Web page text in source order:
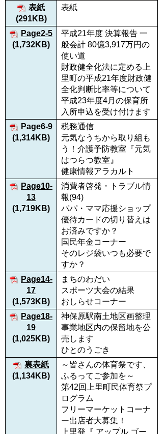
表紙
(291KB)
表紙
Page2-5
(1,732KB)
平成21年度 決算報告 一
般会計 80億3,917万円の
使い道
財政健全化法に定める上
里町の平成21年度財政健
全化判断比率等について
平成23年度4月の保育所
入所申込を受け付けます
Page6-9
(1,314KB)
税務通信
元気なうちから取り組も
う！介護予防教室『元気
はつらつ教室』
健康情報アラカルト
Page10-
13
(1,719KB)
消費者啓発・トラブル情
報(94)
パパ・ママ応援ショップ
優待カードの切り替えは
お済みですか？
国民年金コーナー
そのレジ袋いつも必要で
すか？
Page14-
17
(1,573KB)
まちのわだい
スポーツ大会の結果
おしらせコーナー
Page18-
19
(1,025KB)
神保原駅南土地区画整理
事業地区内の保留地を公
売します
ひとのうごき
裏表紙
(1,134KB)
～皆さんの体育祭です、
ふるってご参加を～
第42回上里町民体育祭プ
ログラム
フリーマーケットコーナ
ー出店者大募集！
上里発『 アップル ゴー